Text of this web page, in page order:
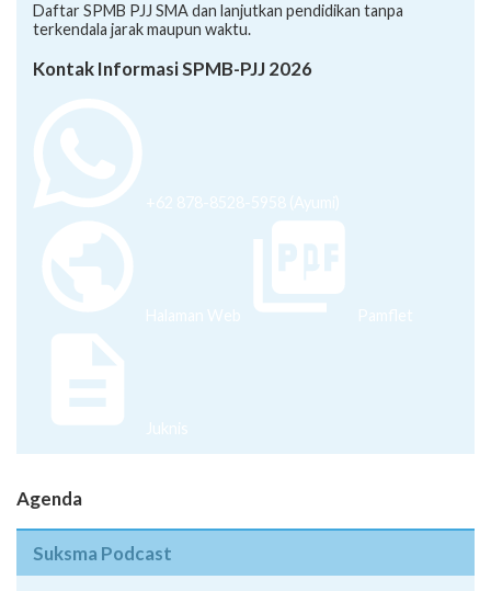
Daftar SPMB PJJ SMA dan lanjutkan pendidikan tanpa
terkendala jarak maupun waktu.
Kontak Informasi SPMB-PJJ 2026
+62 878-8528-5958 (Ayumi)
Halaman Web Pamflet
Juknis
Agenda
Suksma Podcast